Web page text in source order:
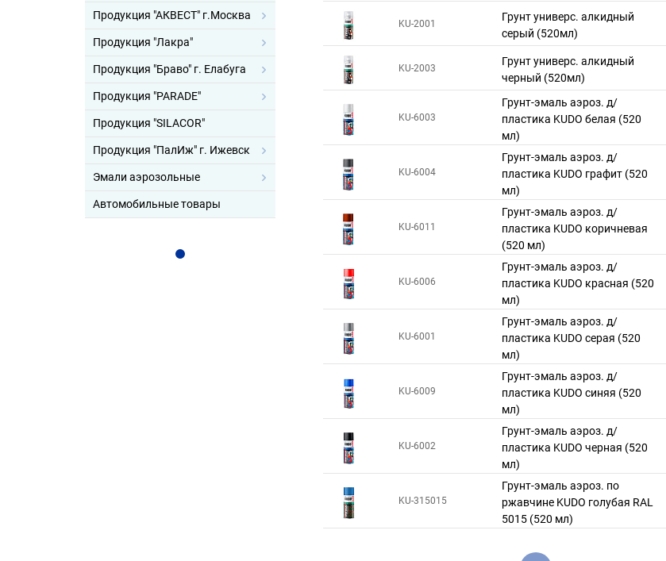
Продукция "АКВЕСТ" г.Москва
Продукция "Лакра"
Продукция "Браво" г. Елабуга
Продукция "PARADE"
Продукция "SILACOR"
Продукция "ПалИж" г. Ижевск
Эмали аэрозольные
Автомобильные товары
KU-2001
Грунт универс. алкидный
серый (520мл)
KU-2003
Грунт универс. алкидный
черный (520мл)
KU-6003
Грунт-эмаль аэроз. д/
пластика KUDO белая (520
мл)
KU-6004
Грунт-эмаль аэроз. д/
пластика KUDO графит (520
мл)
KU-6011
Грунт-эмаль аэроз. д/
пластика KUDO коричневая
(520 мл)
KU-6006
Грунт-эмаль аэроз. д/
пластика KUDO красная (520
мл)
KU-6001
Грунт-эмаль аэроз. д/
пластика KUDO серая (520
мл)
KU-6009
Грунт-эмаль аэроз. д/
пластика KUDO синяя (520
мл)
KU-6002
Грунт-эмаль аэроз. д/
пластика KUDO черная (520
мл)
KU-315015
Грунт-эмаль аэроз. по
ржавчине KUDO голубая RAL
5015 (520 мл)